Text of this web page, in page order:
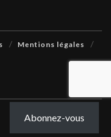
Mentions légales
Abonnez-vous